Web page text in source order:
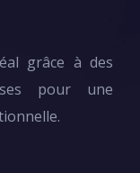
grâce à des
pour une